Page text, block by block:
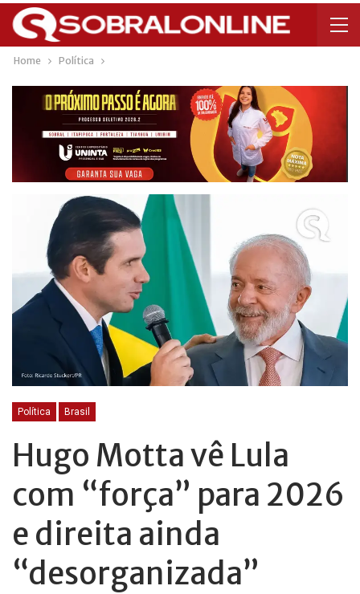
Home Política
Política Brasil
Hugo Motta vê Lula
com “força” para 2026
e direita ainda
“desorganizada”